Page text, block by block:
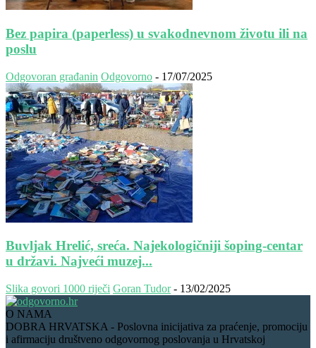
Bez papira (paperless) u svakodnevnom životu ili na
poslu
Odgovoran građanin Odgovorno - 17/07/2025
Buvljak Hrelić, sreća. Najekologičniji šoping-centar
u državi. Najveći muzej...
Slika govori 1000 riječi Goran Tudor - 13/02/2025
O NAMA
DOBRA HRVATSKA - Poslovna inicijativa za praćenje, promociju
i afirmaciju društveno odgovornog poslovanja u Hrvatskoj